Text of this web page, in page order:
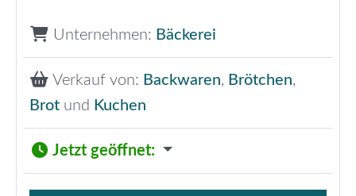
Unternehmen: Bäckerei
Verkauf von: Backwaren, Brötchen,
Brot und Kuchen
Jetzt geöffnet: